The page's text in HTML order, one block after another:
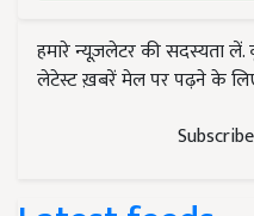
हमारे न्यूज़लेटर की सदस्यता
लेटेस्ट ख़बरें मेल पर पढ़ने के